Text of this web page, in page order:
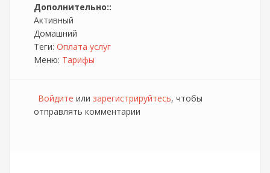
Дополнительно::
Активный
Домашний
Теги: Оплата услуг
Меню: Тарифы
Войдите или зарегистрируйтесь, чтобы
отправлять комментарии